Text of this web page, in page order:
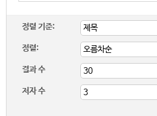
정렬 기준:
정렬:
결과 수
저자 수